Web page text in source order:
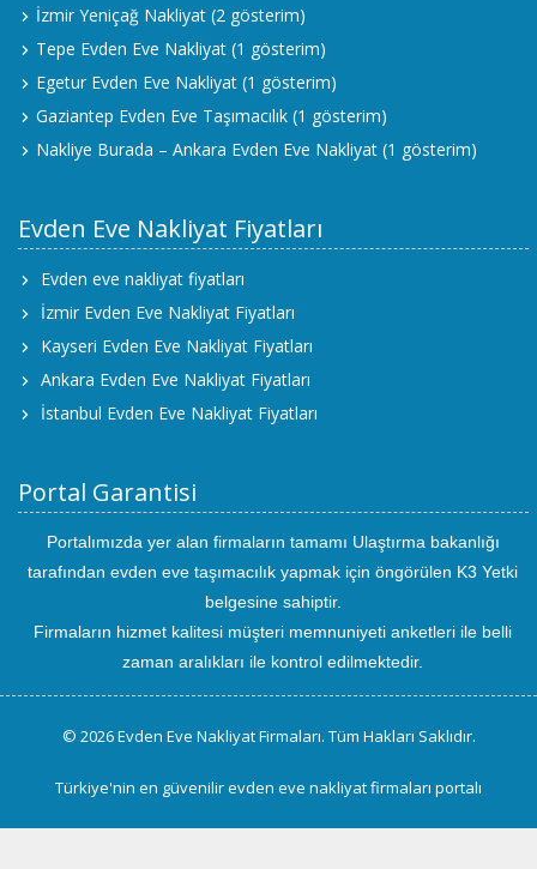
İzmir Yeniçağ Nakliyat (2 gösterim)
Tepe Evden Eve Nakliyat (1 gösterim)
Egetur Evden Eve Nakliyat (1 gösterim)
Gaziantep Evden Eve Taşımacılık (1 gösterim)
Nakliye Burada – Ankara Evden Eve Nakliyat (1 gösterim)
Evden Eve Nakliyat Fiyatları
Evden eve nakliyat fiyatları
İzmir Evden Eve Nakliyat Fiyatları
Kayseri Evden Eve Nakliyat Fiyatları
Ankara Evden Eve Nakliyat Fiyatları
İstanbul Evden Eve Nakliyat Fiyatları
Portal Garantisi
Portalımızda yer alan firmaların tamamı Ulaştırma bakanlığı
tarafından evden eve taşımacılık yapmak için öngörülen K3 Yetki
belgesine sahiptir.
Firmaların hizmet kalitesi müşteri memnuniyeti anketleri ile belli
zaman aralıkları ile kontrol edilmektedir.
© 2026 Evden Eve Nakliyat Firmaları. Tüm Hakları Saklıdır.
Türkiye'nin en güvenilir evden eve nakliyat firmaları portalı